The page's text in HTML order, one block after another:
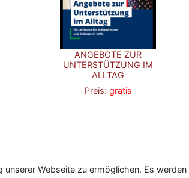
ANGEBOTE ZUR
UNTERSTÜTZUNG IM
ALLTAG
Preis: gratis
Webseite zu ermöglichen. Es